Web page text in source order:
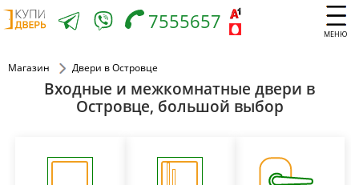
МЕНЮ
7555657
Магазин Двери в Островце
Входные и межкомнатные двери в
Островце, большой выбор